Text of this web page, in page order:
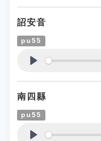
詔安音
pu55
南四縣
pu55